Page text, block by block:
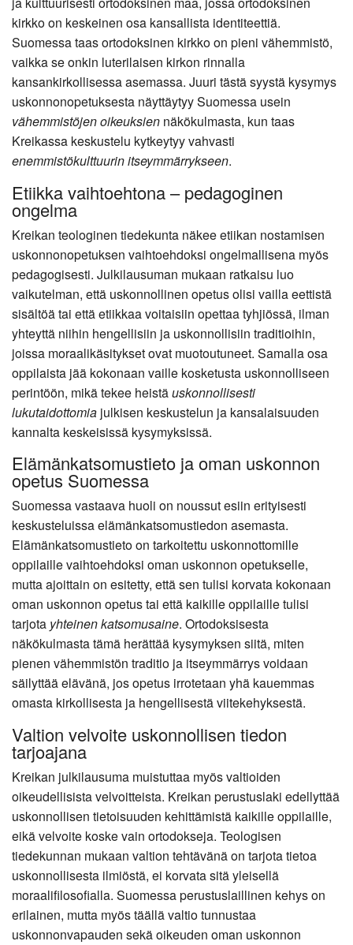
kirkko on keskeinen osa kansallista identiteettiä.
Suomessa taas ortodoksinen kirkko on pieni vähemmistö,
vaikka se onkin luterilaisen kirkon rinnalla
kansankirkollisessa asemassa. Juuri tästä syystä kysymys
uskonnonopetuksesta näyttäytyy Suomessa usein
vähemmistöjen oikeuksien näkökulmasta, kun taas
Kreikassa keskustelu kytkeytyy vahvasti
enemmistökulttuurin itseymmärrykseen.
Etiikka vaihtoehtona – pedagoginen
ongelma
Kreikan teologinen tiedekunta näkee etiikan nostamisen
uskonnonopetuksen vaihtoehdoksi ongelmallisena myös
pedagogisesti. Julkilausuman mukaan ratkaisu luo
vaikutelman, että uskonnollinen opetus olisi vailla eettistä
sisältöä tai että etiikkaa voitaisiin opettaa tyhjiössä, ilman
yhteyttä niihin hengellisiin ja uskonnollisiin traditioihin,
joissa moraalikäsitykset ovat muotoutuneet. Samalla osa
oppilaista jää kokonaan vaille kosketusta uskonnolliseen
perintöön, mikä tekee heistäuskonnollisesti
lukutaidottomia julkisen keskustelun ja kansalaisuuden
kannalta keskeisissä kysymyksissä.
Elämänkatsomustieto ja oman uskonnon
opetus Suomessa
Suomessa vastaava huoli on noussut esiin erityisesti
keskusteluissa elämänkatsomustiedon asemasta.
Elämänkatsomustieto on tarkoitettu uskonnottomille
oppilaille vaihtoehdoksi oman uskonnon opetukselle,
mutta ajoittain on esitetty, että sen tulisi korvata kokonaan
oman uskonnon opetus tai että kaikille oppilaille tulisi
tarjota yhteinen katsomusaine. Ortodoksisesta
näkökulmasta tämä herättää kysymyksen siitä, miten
pienen vähemmistön traditio ja itseymmärrys voidaan
säilyttää elävänä, jos opetus irrotetaan yhä kauemmas
omasta kirkollisesta ja hengellisestä viitekehyksestä.
Valtion velvoite uskonnollisen tiedon
tarjoajana
Kreikan julkilausuma muistuttaa myös valtioiden
oikeudellisista velvoitteista. Kreikan perustuslaki edellyttää
uskonnollisen tietoisuuden kehittämistä kaikille oppilaille,
eikä velvoite koske vain ortodokseja. Teologisen
tiedekunnan mukaan valtion tehtävänä on tarjota tietoa
uskonnollisesta ilmiöstä, ei korvata sitä yleisellä
moraalifilosofialla. Suomessa perustuslaillinen kehys on
erilainen, mutta myös täällä valtio tunnustaa
uskonnonvapauden sekä oikeuden oman uskonnon